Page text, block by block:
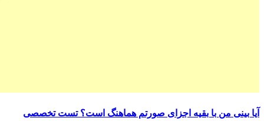
آیا بینی من با بقیه اجزای صورتم هماهنگ است؟ تست تخصصی